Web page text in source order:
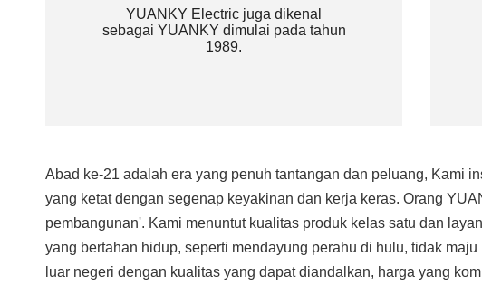
YUANKY Electric juga dikenal
sebagai YUANKY dimulai pada tahun
1989.​​​​​​​
Abad ke-21 adalah era yang penuh tantangan dan peluang, Kami
yang ketat dengan segenap keyakinan dan kerja keras. Orang
pembangunan'. Kami menuntut kualitas produk kelas satu dan
yang bertahan hidup, seperti mendayung perahu di hulu, tidak
luar negeri dengan kualitas yang dapat diandalkan, harga yang